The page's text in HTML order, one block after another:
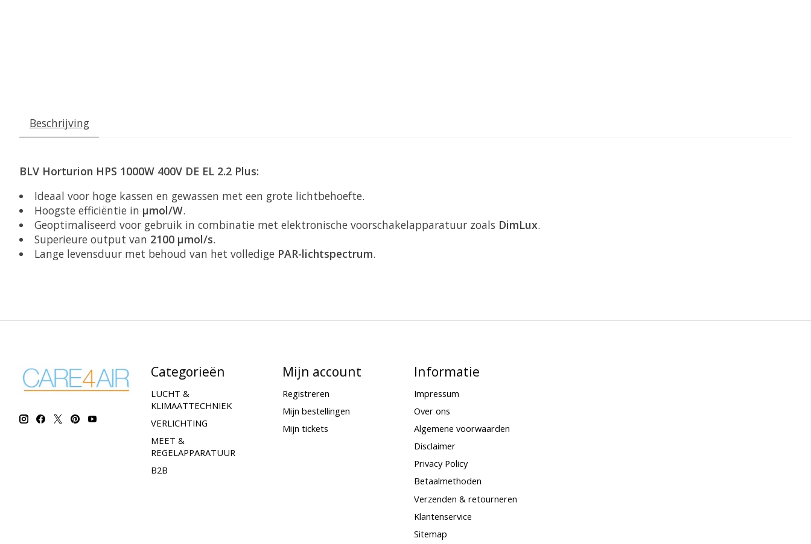
Beschrijving
BLV Horturion HPS 1000W 400V DE EL 2.2 Plus:
Ideaal voor hoge kassen en gewassen met een grote lichtbehoefte.
Hoogste efficiëntie in µmol/W.
Geoptimaliseerd voor gebruik in combinatie met elektronische voorschakelapparatuur zoals DimLux.
Superieure output van 2100 µmol/s.
Lange levensduur met behoud van het volledige PAR-lichtspectrum.
Categorieën
LUCHT &
KLIMAATTECHNIEK
VERLICHTING
MEET &
REGELAPPARATUUR
B2B
Mijn account
Registreren
Mijn bestellingen
Mijn tickets
Informatie
Impressum
Over ons
Algemene voorwaarden
Disclaimer
Privacy Policy
Betaalmethoden
Verzenden & retourneren
Klantenservice
Sitemap